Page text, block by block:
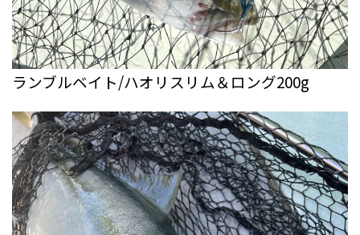
ランブルベイト/ハオリスリム＆ロング200g